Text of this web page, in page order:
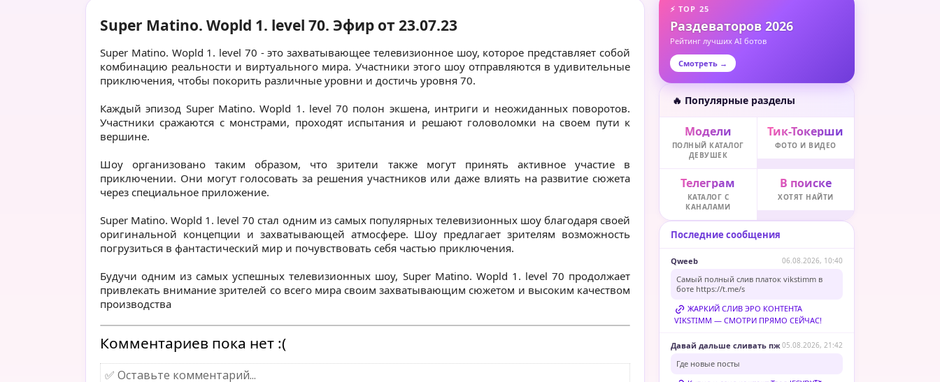
Super Matino. Wopld 1. level 70. Эфир от 23.07.23
Super Matino. Wopld 1. level 70 - это захватывающее телевизионное шоу, которое представляет собой
комбинацию реальности и виртуального мира. Участники этого шоу отправляются в удивительные
приключения, чтобы покорить различные уровни и достичь уровня 70.
Каждый эпизод Super Matino. Wopld 1. level 70 полон экшена, интриги и неожиданных поворотов.
Участники сражаются с монстрами, проходят испытания и решают головоломки на своем пути к
вершине.
Шоу организовано таким образом, что зрители также могут принять активное участие в
приключении. Они могут голосовать за решения участников или даже влиять на развитие сюжета
через специальное приложение.
Super Matino. Wopld 1. level 70 стал одним из самых популярных телевизионных шоу благодаря своей
оригинальной концепции и захватывающей атмосфере. Шоу предлагает зрителям возможность
погрузиться в фантастический мир и почувствовать себя частью приключения.
Будучи одним из самых успешных телевизионных шоу, Super Matino. Wopld 1. level 70 продолжает
привлекать внимание зрителей со всего мира своим захватывающим сюжетом и высоким качеством
производства
Комментариев пока нет :(
⚡ TOP 25
Раздеваторов 2026
Рейтинг лучших AI ботов
Смотреть →
🔥 Популярные разделы
Модели
ПОЛНЫЙ КАТАЛОГ
ДЕВУШЕК
Тик-Токерши
ФОТО И ВИДЕО
Телеграм
КАТАЛОГ С
КАНАЛАМИ
В поиске
ХОТЯТ НАЙТИ
Последние сообщения
Qweeb 06.08.2026, 10:40
Самый полный слив платок vikstimm в
боте https://t.me/s
ЖАРКИЙ СЛИВ ЭРО КОНТЕНТА
VIKSTIMM — СМОТРИ ПРЯМО СЕЙЧАС!
Давай дальше сливать пж05.08.2026, 21:42
Где новые посты